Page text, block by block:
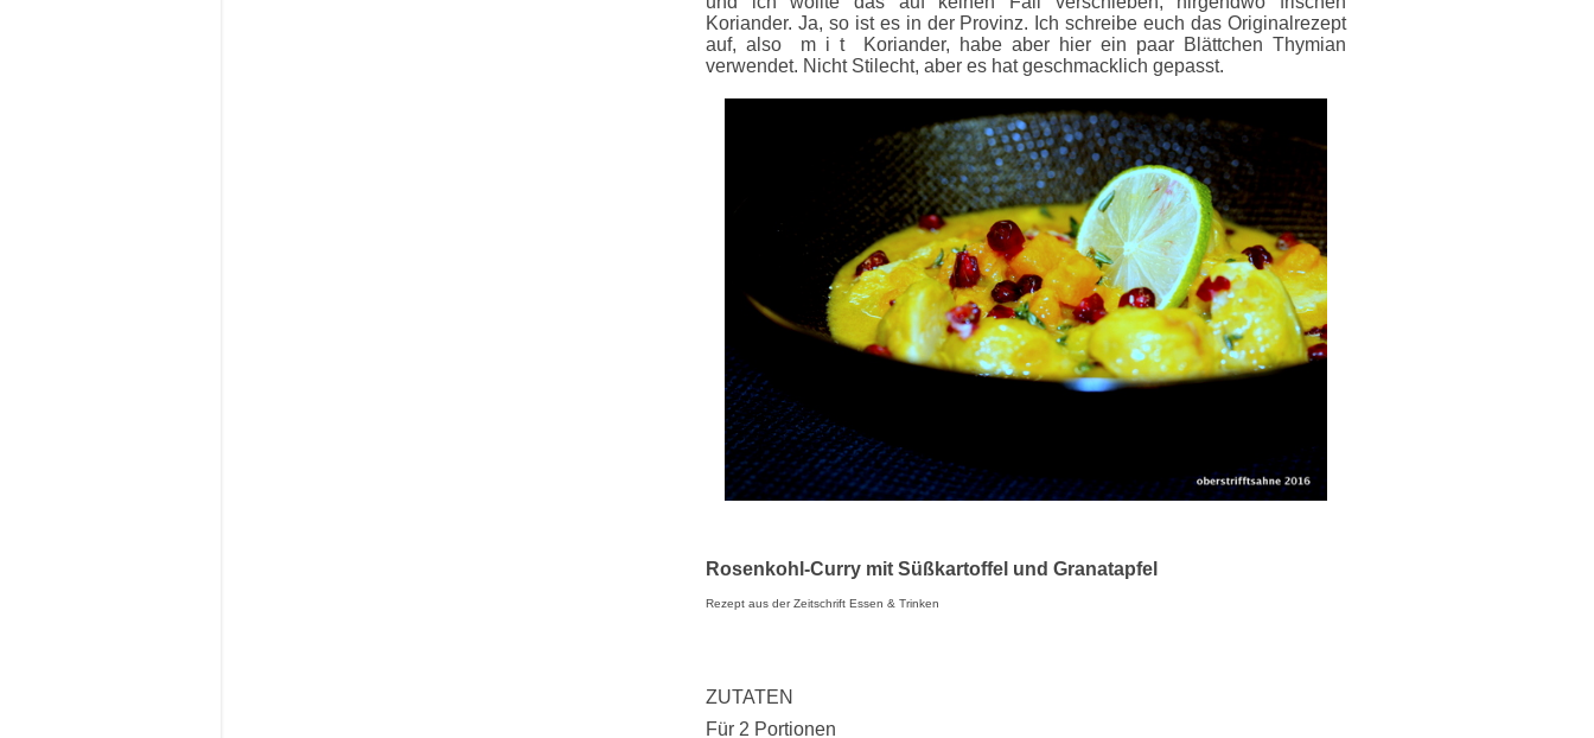
Koriander. Ja, so ist es in der Provinz. Ich schreibe euch das Originalrezept
auf, also m i t Koriander, habe aber hier ein paar Blättchen Thymian
verwendet. Nicht Stilecht, aber es hat geschmacklich gepasst.
Rosenkohl-Curry mit Süßkartoffel und Granatapfel
Rezept aus der Zeitschrift Essen & Trinken
ZUTATEN
Für 2 Portionen